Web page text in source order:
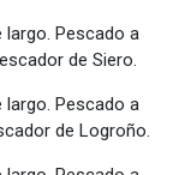
largo. Pescado a
de Siero.
largo. Pescado a
de Logroño.